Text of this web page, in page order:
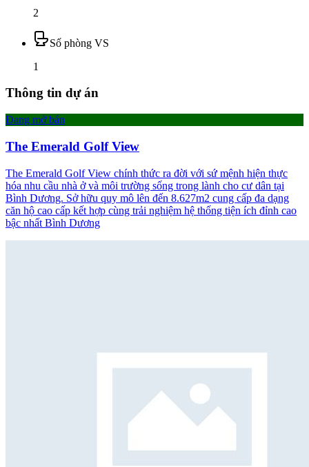
2
Số phòng VS
1
Thông tin dự án
Đang mở bán
The Emerald Golf View
The Emerald Golf View chính thức ra đời với sứ mệnh hiện thực
hóa nhu cầu nhà ở và môi trường sống trong lành cho cư dân tại
Bình Dương. Sở hữu quy mô lên đến 8.627m2 cung cấp đa dạng
căn hộ cao cấp kết hợp cùng trải nghiệm hệ thống tiện ích đỉnh cao
bậc nhất Bình Dương